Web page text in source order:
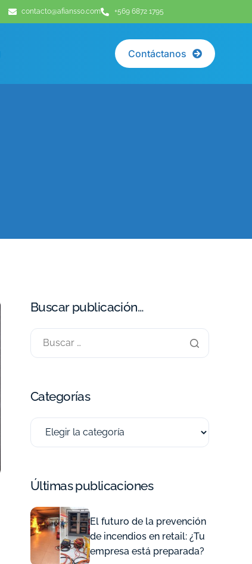
contacto@afiansso.com +569 6872 1795
Contáctanos
Buscar publicación…
Categorías
Últimas publicaciones
El futuro de la prevención
de incendios en retail: ¿Tu
empresa está preparada?